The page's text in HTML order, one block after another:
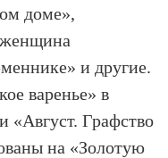
доме»,
и другие.
варенье» в
«Август. Графство
на «Золотую